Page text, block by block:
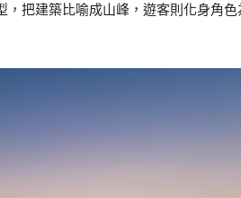
，把建築比喻成山峰，遊客則化身角